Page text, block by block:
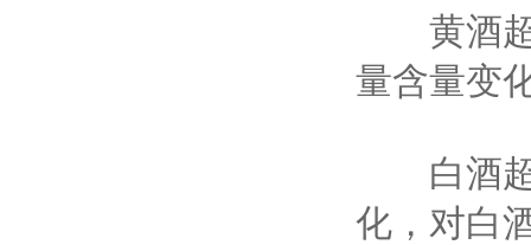
黄酒超
量含量变
白酒超
化，对白